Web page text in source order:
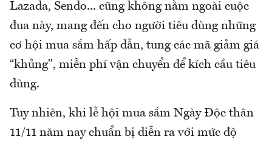
Lazada, Sendo... cũng không nằm ngoài cuộc
đua này, mang đến cho người tiêu dùng những
cơ hội mua sắm hấp dẫn, tung các mã giảm giá
“khủng", miễn phí vận chuyển để kích cầu tiêu
dùng.
Tuy nhiên, khi lễ hội mua sắm Ngày Độc thân
11/11 năm nay chuẩn bị diễn ra với mức độ